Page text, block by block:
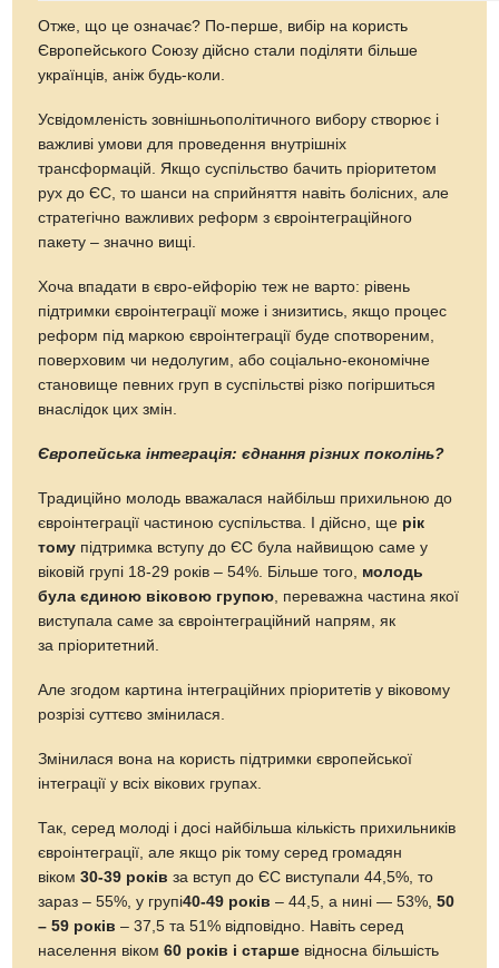
Отже, що це означає? По-перше, вибір на користь
Європейського Союзу дійсно стали поділяти більше
українців, аніж будь-коли.
Усвідомленість зовнішньополітичного вибору створює і
важливі умови для проведення внутрішніх
трансформацій. Якщо суспільство бачить пріоритетом
рух до ЄС, то шанси на сприйняття навіть болісних, але
стратегічно важливих реформ з євроінтеграційного
пакету – значно вищі.
Хоча впадати в євро-ейфорію теж не варто: рівень
підтримки євроінтеграції може і знизитись, якщо процес
реформ під маркою євроінтеграції буде спотвореним,
поверховим чи недолугим, або соціально-економічне
становище певних груп в суспільстві різко погіршиться
внаслідок цих змін.
Європейська інтеграція: єднання різних поколінь?
Традиційно молодь вважалася найбільш прихильною до
євроінтеграції частиною суспільства. І дійсно, ще рік
тому підтримка вступу до ЄС була найвищою саме у
віковій групі 18-29 років – 54%. Більше того, молодь
була єдиною віковою групою , переважна частина якої
виступала саме за євроінтеграційний напрям, як
за пріоритетний.
Але згодом картина інтеграційних пріоритетів у віковому
розрізі суттєво змінилася.
Змінилася вона на користь підтримки європейської
інтеграції у всіх вікових групах.
Так, серед молоді і досі найбільша кількість прихильників
євроінтеграції, але якщо рік тому серед громадян
віком30-39 років за вступ до ЄС виступали 44,5%, то
зараз – 55%, у групі40-49 років – 44,5, а нині — 53%,50
– 59 років – 37,5 та 51% відповідно. Навіть серед
населення віком60 років і старше відносна більшість